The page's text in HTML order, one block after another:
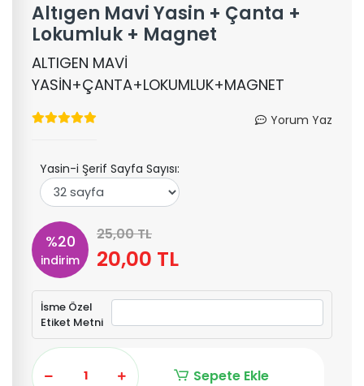
Altıgen Mavi Yasin + Çanta +
Lokumluk + Magnet
ALTIGEN MAVİ
YASİN+ÇANTA+LOKUMLUK+MAGNET
Yorum Yaz
Yasin-i Şerif Sayfa Sayısı:
%20
indirim
25,00 TL
20,00 TL
İsme Özel
Etiket Metni
Sepete Ekle